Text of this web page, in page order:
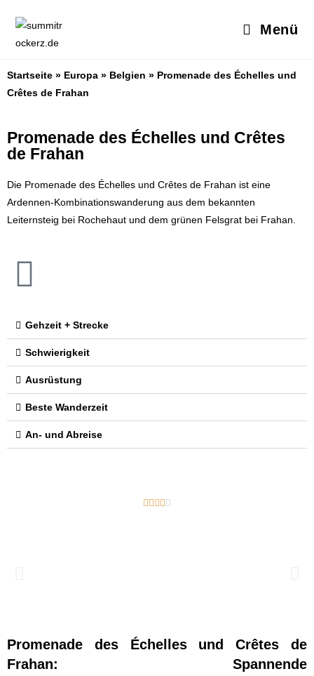
Menü
Startseite » Europa » Belgien » Promenade des Échelles und
Crêtes de Frahan
Promenade des Échelles und Crêtes
de Frahan
Die Promenade des Échelles und Crêtes de Frahan ist eine
Ardennen-Kombinationswanderung aus dem bekannten
Leiternsteig bei Rochehaut und dem grünen Felsgrat bei Frahan.
Gehzeit + Strecke
Schwierigkeit
Ausrüstung
Beste Wanderzeit
An- und Abreise
    
Promenade des Échelles und Crêtes de
Frahan: Spannende